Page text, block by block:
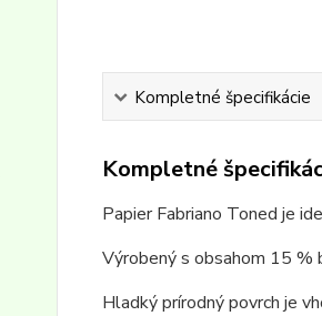
Kompletné špecifikácie
Kompletné
Papier Fabriano Toned je
Výrobený s obsahom 15 %
Hladký prírodný povrch je